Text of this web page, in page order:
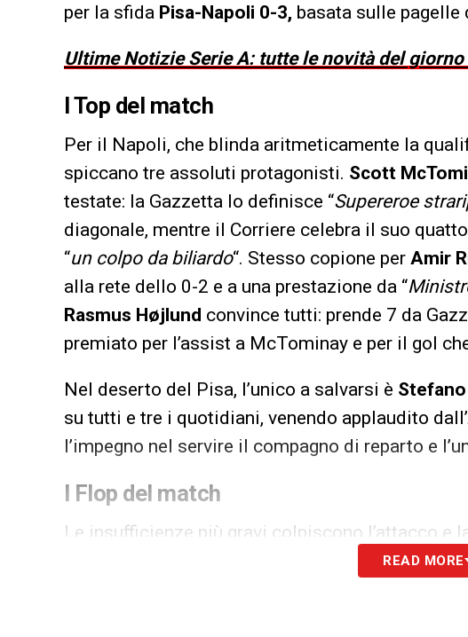
per la sfida Pisa-Napoli 0-3, basata sulle
Ultime Notizie Serie A: tutte le novità del
I Top del match
Per il Napoli, che blinda aritmeticamente la
spiccano tre assoluti protagonisti. Scott
testate: la Gazzetta lo definisce “Supereroe
diagonale, mentre il Corriere celebra il suo
“un colpo da biliardo“. Stesso copione per Amir
alla rete dello 0-2 e a una prestazione da “
Rasmus Højlund convince tutti: prende 7 da
premiato per l’assist a McTominay e per il gol
Nel deserto del Pisa, l’unico a salvarsi è
su tutti e tre i quotidiani, venendo applaudito
l’impegno nel servire il compagno di reparto e
I Flop del match
Le insufficienze più gravi colpiscono l’attacco e
vive una giornata da incubo: incassa un 4,5 da
READ MORE